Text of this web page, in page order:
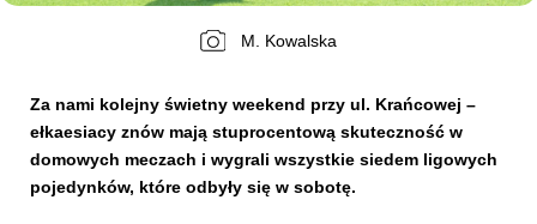
M. Kowalska
Za nami kolejny świetny weekend przy ul. Krańcowej –
ełkaesiacy znów mają stuprocentową skuteczność w
domowych meczach i wygrali wszystkie siedem ligowych
pojedynków, które odbyły się w sobotę.